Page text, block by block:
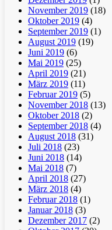
November 2019 (18)
Oktober 2019 (4)
September 2019 (1)
August 2019 (19)
Juni 2019 (6)
Mai 2019 (25)
April 2019 (21)
März 2019 (11)
Februar 2019 (5)
November 2018 (13)
Oktober 2018 (2)
September 2018 (4)
August 2018 (31)
Juli 2018 (23)
Juni 2018 (14)
Mai 2018 (7)
April 2018 (27)
März 2018 (4)
Februar 2018 (1)
Januar 2018 (3)
Dezember 2017 (2)